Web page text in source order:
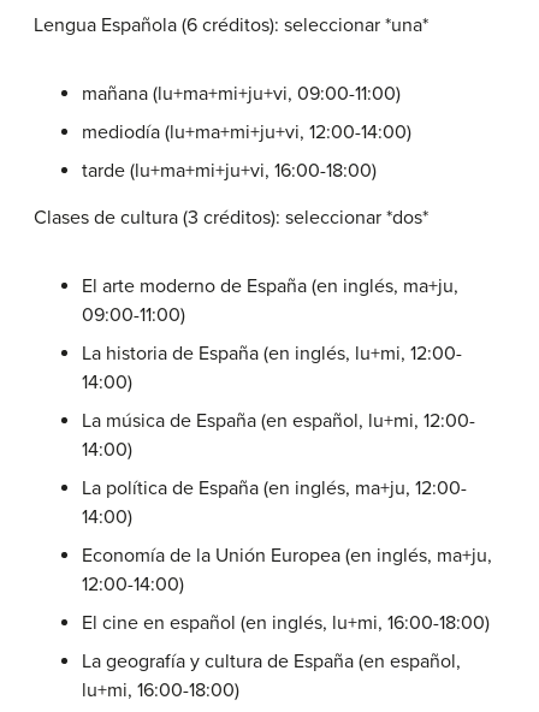
Lengua Española (6 créditos): seleccionar *una*
mañana (lu+ma+mi+ju+vi, 09:00-11:00)
mediodía (lu+ma+mi+ju+vi, 12:00-14:00)
tarde (lu+ma+mi+ju+vi, 16:00-18:00)
Clases de cultura (3 créditos): seleccionar *dos*
El arte moderno de España (en inglés, ma+ju,
09:00-11:00)
La historia de España (en inglés, lu+mi, 12:00-
14:00)
La música de España (en español, lu+mi, 12:00-
14:00)
La política de España (en inglés, ma+ju, 12:00-
14:00)
Economía de la Unión Europea (en inglés, ma+ju,
12:00-14:00)
El cine en español (en inglés, lu+mi, 16:00-18:00)
La geografía y cultura de España (en español,
lu+mi, 16:00-18:00)